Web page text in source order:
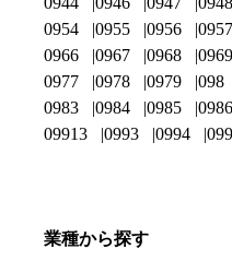
0954
0955 0956 0957
0966
0967 0968 0969
0977
0978 0979 098
0983
0984 0985 0986
09913
0993 0994
業種から探す